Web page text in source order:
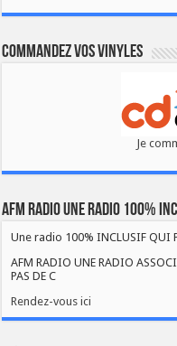
Commandez vos vinyles
Je
AFM RADIO UNE RADIO 100%
Une radio 100% INCLUSIF QUI
AFM RADIO UNE RADIO
PAS DE C
Rendez-vous ici